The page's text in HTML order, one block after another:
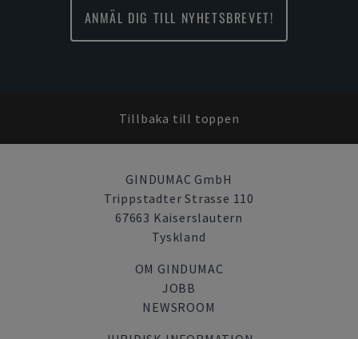
ANMÄL DIG TILL NYHETSBREVET!
Tillbaka till toppen
GINDUMAC GmbH
Trippstadter Strasse 110
67663 Kaiserslautern
Tyskland
OM GINDUMAC
JOBB
NEWSROOM